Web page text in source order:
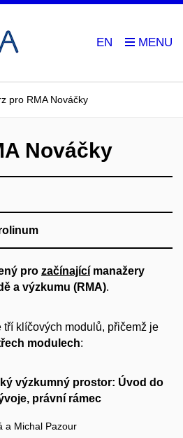
EN
pro RMA Nováčky
Nováčky
pro začínající manažery
a výzkumu (RMA).
klíčových modulů, přičemž je
modulech:
výzkumný prostor: Úvod do
právní rámec
a Michal Pazour